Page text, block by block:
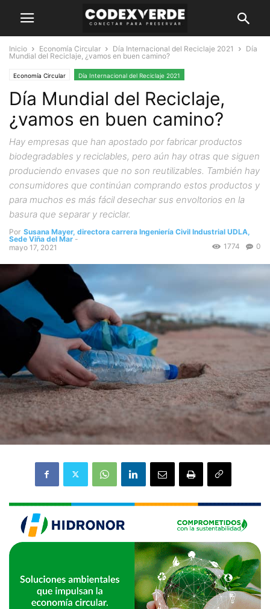
Inicio Economía Circular Día Internacional del Reciclaje 2021
Día
Mundial del Reciclaje, ¿vamos en buen camino?
Economía Circular Día Internacional del Reciclaje 2021
Día Mundial del Reciclaje,
¿vamos en buen camino?
Hay empresas que han apostado por fabricar productos
biodegradables y reciclables, pero aún hay otras que siguen
produciendo envases que no son reutilizables. También hay
consumidores que continúan comprando estos productos y
para muchos es más fácil desechar sus envoltorios en la
basura que separar y reciclar.
Por Susana Mayer, directora carrera Ingeniería Civil Industrial UDLA,
Sede Viña del Mar -
mayo 17, 2021
0
1774